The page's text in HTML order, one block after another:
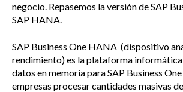
negocio. Repasemos la versión de SAP
SAP HANA.
SAP Business One HANA (dispositivo
rendimiento) es la plataforma informática
datos en memoria para SAP Business
empresas procesar cantidades masivas